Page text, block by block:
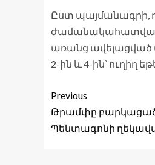
Ըստ պայմանագրի,
ժամանակահատվածի
առանց ավելացված
2-ին և 4-ին՝ ուղիղ
Previous
Թրամփը բարկացած
Պենտագոնի